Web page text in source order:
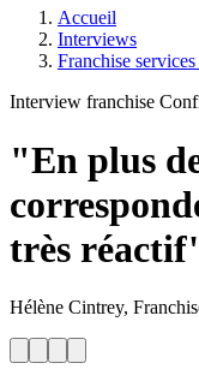
Accueil
Interviews
Franchise
Interview franchise
"En plus
très
Hélène Cintrey,